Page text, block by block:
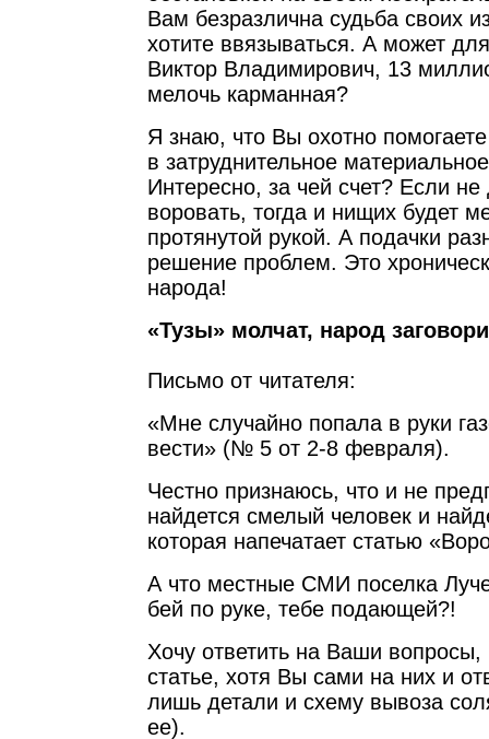
Вам безразлична судьба своих
хотите ввязываться. А может
Виктор Владимирович, 13
мелочь карманная?
Я знаю, что Вы охотно
в затруднительное
Интересно, за чей счет? Если
воровать, тогда и нищих будет
протянутой рукой. А подачки
решение проблем. Это
народа!
«Тузы» молчат, народ
Письмо от читателя:
«Мне случайно попала в руки
вести» (№ 5 от 2-8 февраля).
Честно признаюсь, что и не
найдется смелый человек и
которая напечатает статью
А что местные СМИ поселка
бей по руке, тебе подающей?!
Хочу ответить на Ваши
статье, хотя Вы сами на них и
лишь детали и схему вывоза
ее).